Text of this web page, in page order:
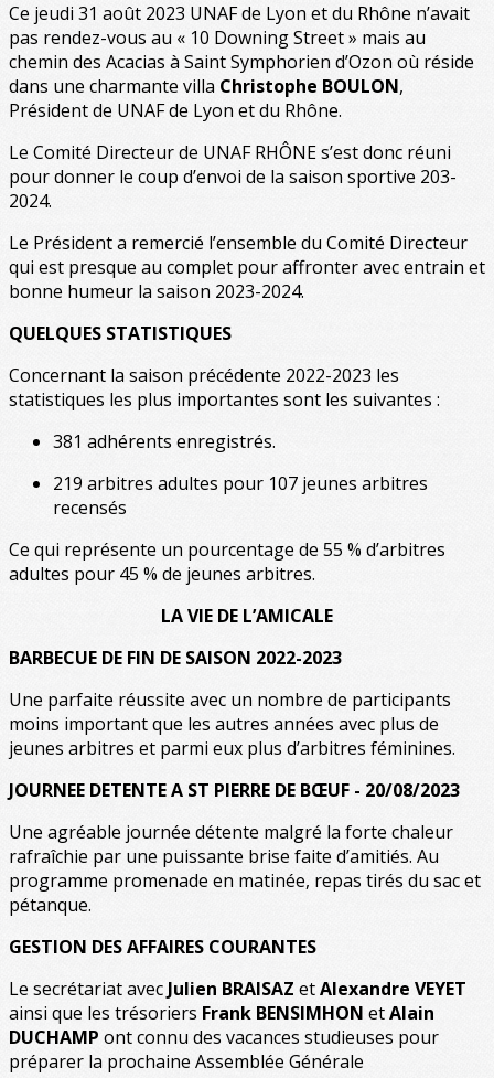
Ce jeudi 31 août 2023 UNAF de Lyon et du Rhône n’avait
pas rendez-vous au « 10 Downing Street » mais au
chemin des Acacias à Saint Symphorien d’Ozon où réside
dans une charmante villa Christophe BOULON,
Président de UNAF de Lyon et du Rhône.
Le Comité Directeur de UNAF RHÔNE s’est donc réuni
pour donner le coup d’envoi de la saison sportive 203-
2024.
Le Président a remercié l’ensemble du Comité Directeur
qui est presque au complet pour affronter avec entrain et
bonne humeur la saison 2023-2024.
QUELQUES STATISTIQUES
Concernant la saison précédente 2022-2023 les
statistiques les plus importantes sont les suivantes :
381 adhérents enregistrés.
219 arbitres adultes pour 107 jeunes arbitres
recensés
Ce qui représente un pourcentage de 55 % d’arbitres
adultes pour 45 % de jeunes arbitres.
LA VIE DE L’AMICALE
BARBECUE DE FIN DE SAISON 2022-2023
Une parfaite réussite avec un nombre de participants
moins important que les autres années avec plus de
jeunes arbitres et parmi eux plus d’arbitres féminines.
JOURNEE DETENTE A ST PIERRE DE BŒUF - 20/08/2023
Une agréable journée détente malgré la forte chaleur
rafraîchie par une puissante brise faite d’amitiés. Au
programme promenade en matinée, repas tirés du sac et
pétanque.
GESTION DES AFFAIRES COURANTES
Le secrétariat avecJulien BRAISAZ etAlexandre VEYET
ainsi que les trésoriers Frank BENSIMHON etAlain
DUCHAMP ont connu des vacances studieuses pour
préparer la prochaine Assemblée Générale